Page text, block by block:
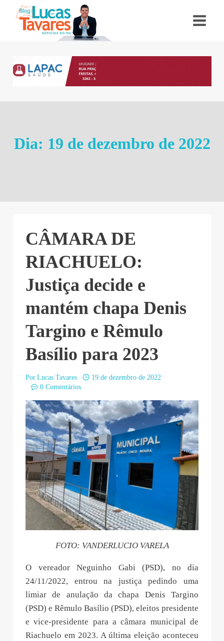
Dia: 19 de dezembro de 2022
CÂMARA DE
RIACHUELO:
Justiça decide e
mantém chapa Denis
Targino e Rêmulo
Basílio para 2023
Por Lucas Tavares
19 de dezembro de 2022
0 Comentários
FOTO: VANDERLUCIO VARELA
O vereador Neguinho Gabi (PSD), no dia
24/11/2022, entrou na justiça pedindo uma
limiar de anulação da chapa Denis Targino
(PSD) e Rêmulo Basílio (PSD), eleitos presidente
e vice-presidente para a câmara municipal de
Riachuelo em 2023. A última eleição aconteceu